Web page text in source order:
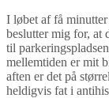
I løbet af få
beslutter mig for, at
til
mellemtiden er mit
aften er det på
heldigvis fat i